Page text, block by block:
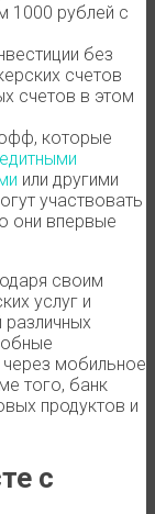
1000 рублей с
без
счетов
счетов в этом
которые
или другими
участвовать
они впервые
своим
услуг и
через мобильное
того, банк
продуктов и
с